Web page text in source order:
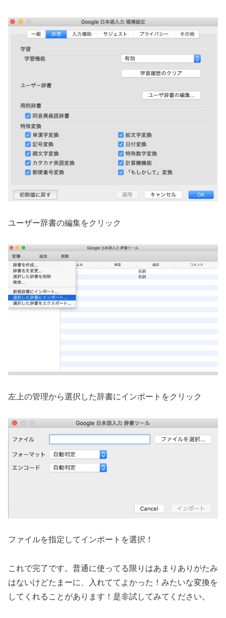
ユーザー辞書の編集をクリック
左上の管理から選択した辞書にインポートをクリック
ファイルを指定してインポートを選択！
これで完了です。普通に使ってる限りはあまりありがたみ
はないけどたまーに、入れててよかった！みたいな変換を
してくれることがあります！是非試してみてください。